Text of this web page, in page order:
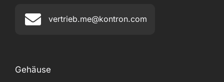
vertrieb.me@kontron.com
Gehäuse